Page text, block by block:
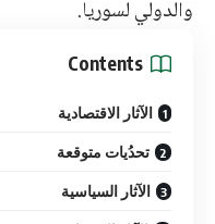
والدولي لسوريا.
Contents
الآثار الاقتصادية
تحدُيات متوقعة
الآثار السياسية